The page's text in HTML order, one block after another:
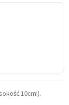
10cm!).